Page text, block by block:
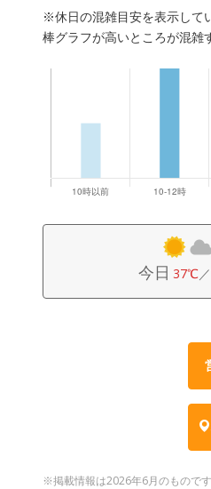
※休日の混雑目安を表示して
棒グラフが高いところが混雑
今日 37℃／
※掲載情報は2026年6月のもので